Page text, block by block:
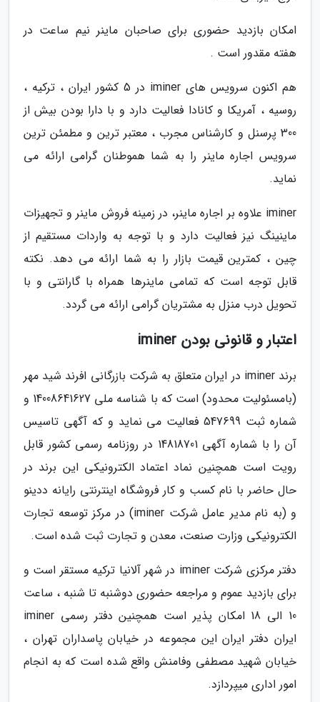
امکان بازدید حضوری برای صاحبان ماینر نیم ساعت در
هفته مقدور است .
هم اکنون سرویس های iminer در 5 کشور ایران ، ترکیه ،
روسیه ، آمریکا و کانادا فعالیت دارد و با دارا بودن بیش از
300 پرسنل و کارشناس مجرب ، معتبر ترین و مطمئن ترین
سرویس اجاره ماینر را به شما هموطنان گرامی ارائه می
نماید.
iminer علاوه بر اجاره ماینر، در زمینه فروش ماینر و تجهیزات
ماینینگ نیز فعالیت دارد و با توجه به واردات مستقیم از
چین ، کمترین قیمت بازار را به شما ارائه می دهد. نکته
قابل توجه است که تمامی ماینرها همراه با گارانتی و با
تحویل درب منزل به مشتریان گرامی ارائه می گردد.
اعتبار و قانونی بودن iminer
برند iminer در ایران متعلق به شرکت بازرگانی افرند شید مهر
(بامسئولیت محدود) است که با شناسه ملی 14008641627 و
شماره ثبت 547699 فعالیت می نماید و که آگهی تاسیس
آن را با شماره آگهی 14818701 در روزنامه رسمی کشور قابل
رویت است همچنین نماد اعتماد الکترونیکی این برند در
حال حاضر با نام کسب و کار فروشگاه اینترنتی رایانه ددینو
و (به نام مدیر عامل شرکت iminer) در مرکز توسعه تجارت
الکترونیکی وزارت صنعت، معدن و تجارت ثبت شده است.
دفتر مرکزی شرکت iminer در شهر آلانیا ترکیه مستقر است و
برای بازدید عموم و مراجعه حضوری دوشنبه تا شنبه ، ساعت
10 الی 18 امکان پذیر است همچنین دفتر رسمی iminer
ایران دفتر ایران این مجموعه در خیابان پاسداران تهران ،
خیابان شهید مصطفی وفامنش واقع شده است که به انجام
امور اداری میپردازد.